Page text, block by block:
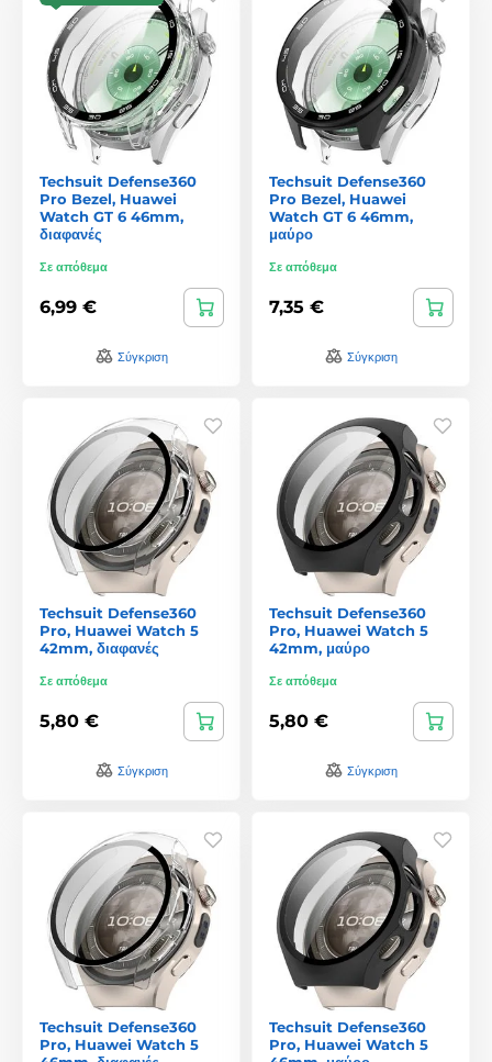
Techsuit Defense360
Pro Bezel, Huawei
Watch GT 6 46mm,
διαφανές
Σε απόθεμα
6,99 €
Σύγκριση
Techsuit Defense360
Pro Bezel, Huawei
Watch GT 6 46mm,
μαύρο
Σε απόθεμα
7,35 €
Σύγκριση
Techsuit Defense360
Pro, Huawei Watch 5
42mm, διαφανές
Σε απόθεμα
5,80 €
Σύγκριση
Techsuit Defense360
Pro, Huawei Watch 5
42mm, μαύρο
Σε απόθεμα
5,80 €
Σύγκριση
Techsuit Defense360
Pro, Huawei Watch 5
Techsuit Defense360
Pro, Huawei Watch 5